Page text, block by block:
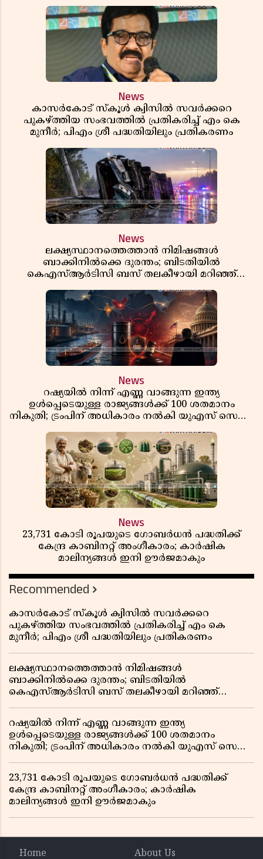
News
കാസർകോട് സ്കൂൾ ക്വിസിൽ സവർക്കറെ
പുകഴ്ത്തിയ സംഭവത്തിൽ പ്രതികരിച്ച് എം കെ
മുനീർ; പിഎം ശ്രീ പദ്ധതിയിലും പ്രതികരണം
News
ലക്ഷ്യസ്ഥാനത്തെത്താൻ നിമിഷങ്ങൾ
ബാക്കിനിൽക്കെ ദുരന്തം; ബിടതിയിൽ
കെഎസ്ആർടിസി ബസ് തലകീഴായി മറിഞ്ഞ്
News
റഷ്യയിൽ നിന്ന് എണ്ണ വാങ്ങുന്ന ഇന്ത്യ
ഉൾപ്പെടെയുള്ള രാജ്യങ്ങൾക്ക് 100 ശതമാനം
നികുതി; ട്രംപിന് അധികാരം നൽകി യുഎസ് സെനറ്റ്
News
23,731 കോടി രൂപയുടെ ഗോബർധൻ പദ്ധതിക്ക്
കേന്ദ്ര കാബിനറ്റ് അംഗീകാരം; കാർഷിക
മാലിന്യങ്ങൾ ഇനി ഊർജമാകും
Recommended
കാസർകോട് സ്കൂൾ ക്വിസിൽ സവർക്കറെ
പുകഴ്ത്തിയ സംഭവത്തിൽ പ്രതികരിച്ച് എം കെ
മുനീർ; പിഎം ശ്രീ പദ്ധതിയിലും പ്രതികരണം
ലക്ഷ്യസ്ഥാനത്തെത്താൻ നിമിഷങ്ങൾ
ബാക്കിനിൽക്കെ ദുരന്തം; ബിടതിയിൽ
കെഎസ്ആർടിസി ബസ് തലകീഴായി മറിഞ്ഞ്
റഷ്യയിൽ നിന്ന് എണ്ണ വാങ്ങുന്ന ഇന്ത്യ
ഉൾപ്പെടെയുള്ള രാജ്യങ്ങൾക്ക് 100 ശതമാനം
നികുതി; ട്രംപിന് അധികാരം നൽകി യുഎസ് സെനറ്റ്
23,731 കോടി രൂപയുടെ ഗോബർധൻ പദ്ധതിക്ക്
കേന്ദ്ര കാബിനറ്റ് അംഗീകാരം; കാർഷിക
മാലിന്യങ്ങൾ ഇനി ഊർജമാകും
Home
About Us